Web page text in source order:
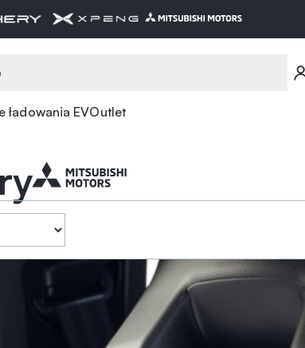
ładowania EVOutlet